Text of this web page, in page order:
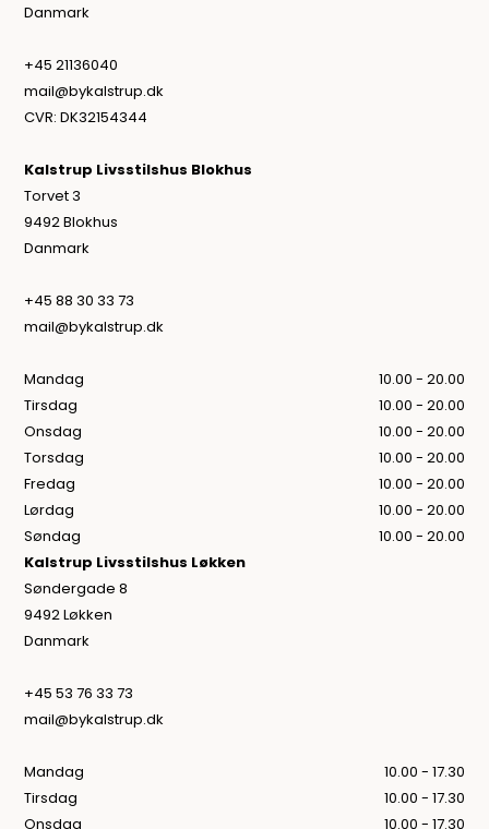
Danmark
+45 21136040
mail@bykalstrup.dk
CVR: DK32154344
Kalstrup Livsstilshus Blokhus
Torvet 3
9492 Blokhus
Danmark
+45 88 30 33 73
mail@bykalstrup.dk
Mandag
10.00 - 20.00
Tirsdag
10.00 - 20.00
Onsdag
10.00 - 20.00
Torsdag
10.00 - 20.00
Fredag
10.00 - 20.00
Lørdag
10.00 - 20.00
Søndag
10.00 - 20.00
Kalstrup Livsstilshus Løkken
Søndergade 8
9492 Løkken
Danmark
+45 53 76 33 73
mail@bykalstrup.dk
Mandag
10.00 - 17.30
Tirsdag
10.00 - 17.30
Onsdag
10.00 - 17.30